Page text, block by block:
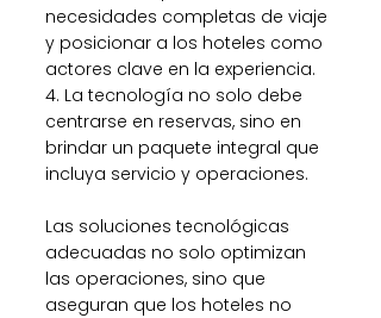
necesidades completas de viaje
y posicionar a los hoteles como
actores clave en la experiencia.
4. La tecnología no solo debe
centrarse en reservas, sino en
brindar un paquete integral que
incluya servicio y operaciones.
Las soluciones tecnológicas
adecuadas no solo optimizan
las operaciones, sino que
aseguran que los hoteles no